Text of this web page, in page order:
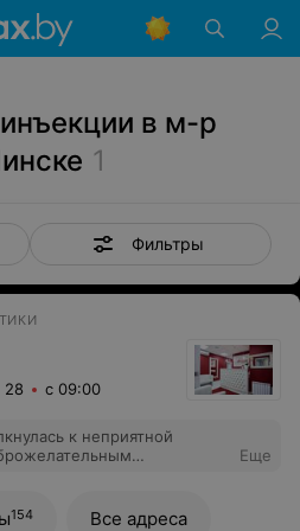
в м-р
1
Фильтры
28 с 09:00
к неприятной
пройти процедуру
заранее, выбрав дату,
Еще
154 Все адреса